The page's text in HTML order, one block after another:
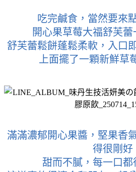
吃完鹹食，當然要來
開心果草莓大福舒芙
舒芙蕾鬆餅蓬鬆柔軟，入口
上面擺了一顆新鮮草
滿滿濃郁開心果醬，堅果香
得很剛好
甜而不膩，每一口都